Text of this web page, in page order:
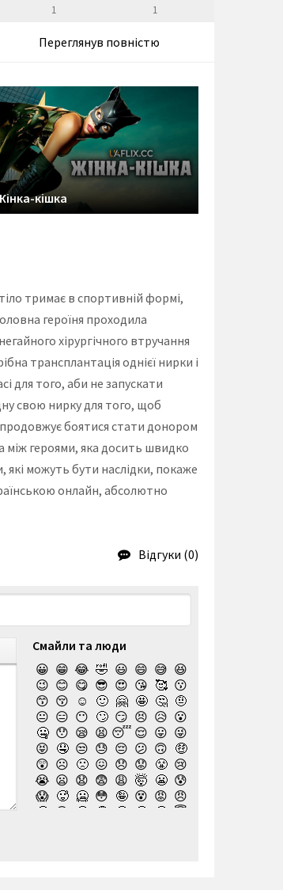
1 1
Переглянув повністю
кішка
тримає в спортивній формі,
героїня проходила
хірургічного втручання
трансплантація однієї нирки і
для того, аби не запускати
свою нирку для того, щоб
боятися стати донором
між героями, яка досить швидко
можуть бути наслідки, покаже
онлайн, абсолютно
Відгуки (0)
Смайли та люди
😀 😁 😂 🤣 😃 😄 😅 😆
😉 😊 😋 😎 😍 😘 🥰 😗
😙 😚 ☺️ 🙂 🤗 🤩 🤔 🤨
😐 😑 😶 🙄 😏 😣 😥 😮
🤐 😯 😪 😫 😴 😌 😛 😜
😝 🤤 😒 😓 😔 😕 🙃 🤑
😲 ☹️ 🙁 😖 😞 😟 😤 😢
😭 😦 😧 😨 😩 🤯 😬 😰
😱 🥵 🥶 😳 🤪 😵 😡 😠
🤬
😷 🤒 🤕 🤢 🤮 🤧 😇